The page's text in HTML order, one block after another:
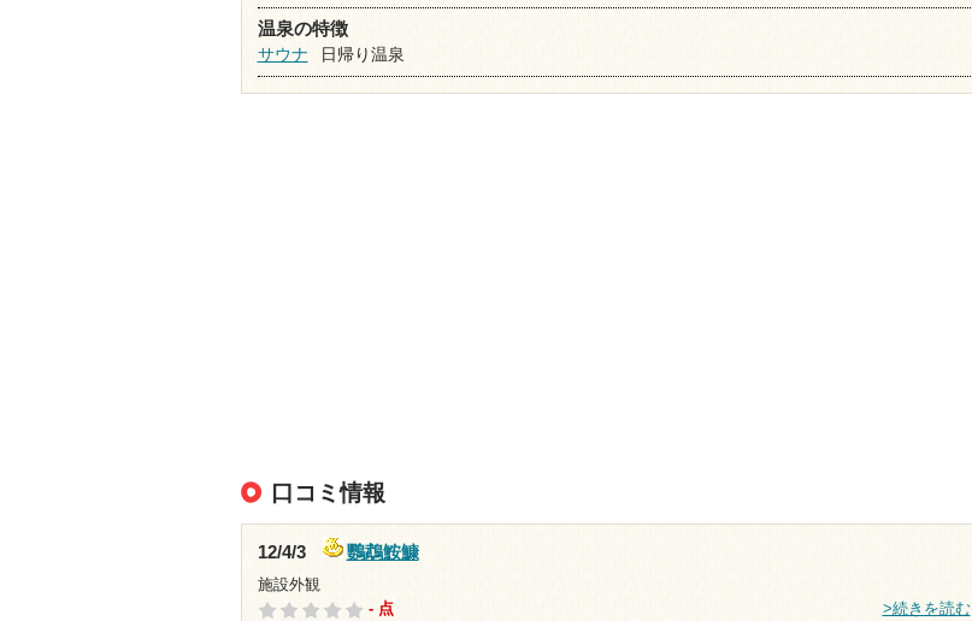
温泉の特徴
サウナ
日帰り温泉
口コミ情報
12/4/3
鸚鵡鮟鱇
施設外観
- 点
>続きを読む